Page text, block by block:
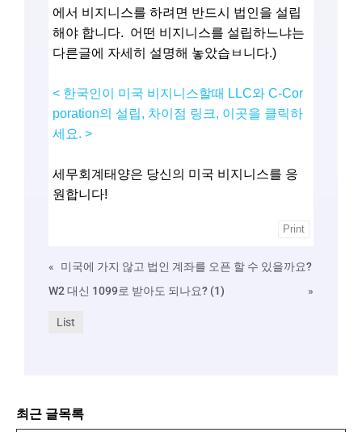
에서 비지니스를 하려면 반드시 법인을 설립
해야 합니다. 어떤 비지니스를 설립하느냐는
다른글에 자세히 설명해 놓았습ㅂ니다.)
< 한국인이 미국 비지니스할때 LLC와 C-Cor
poration의 설립, 차이점 링크, 이곳을 클릭하
세요. >
세무회계태양은 당신의 미국 비지니스를 응
원합니다!
Print
«
미국에 가지 않고 법인 계좌를 오픈 할 수 있을까요?
W2 대신 1099로 받아도 되나요? (1)
»
List
최근 글목록